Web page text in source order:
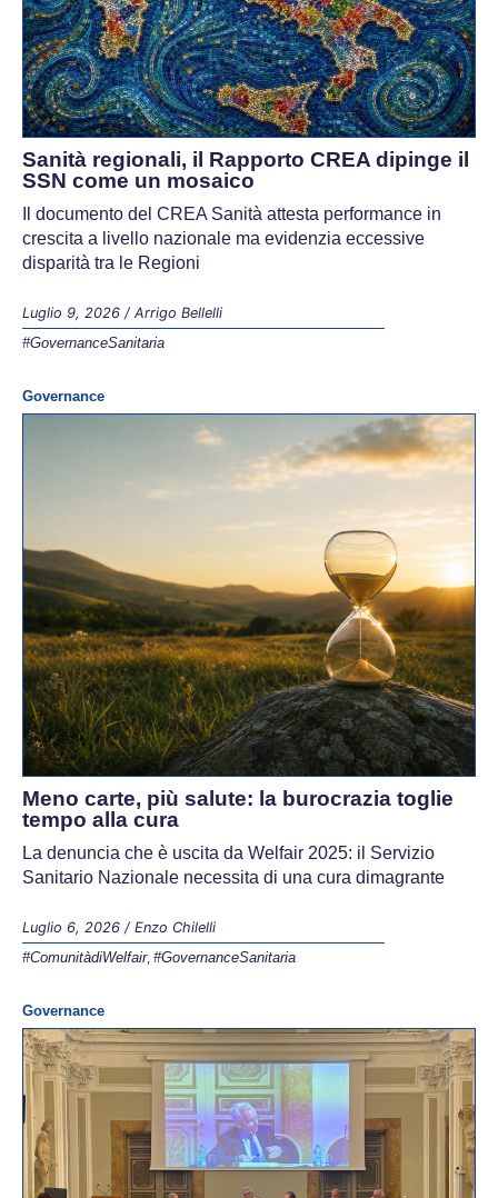
Sanità regionali, il Rapporto CREA dipinge il
SSN come un mosaico
Il documento del CREA Sanità attesta performance in
crescita a livello nazionale ma evidenzia eccessive
disparità tra le Regioni
Luglio 9, 2026 / Arrigo Bellelli
#GovernanceSanitaria
Governance
Meno carte, più salute: la burocrazia toglie
tempo alla cura
La denuncia che è uscita da Welfair 2025: il Servizio
Sanitario Nazionale necessita di una cura dimagrante
Luglio 6, 2026 / Enzo Chilelli
#ComunitàdiWelfair, #GovernanceSanitaria
Governance